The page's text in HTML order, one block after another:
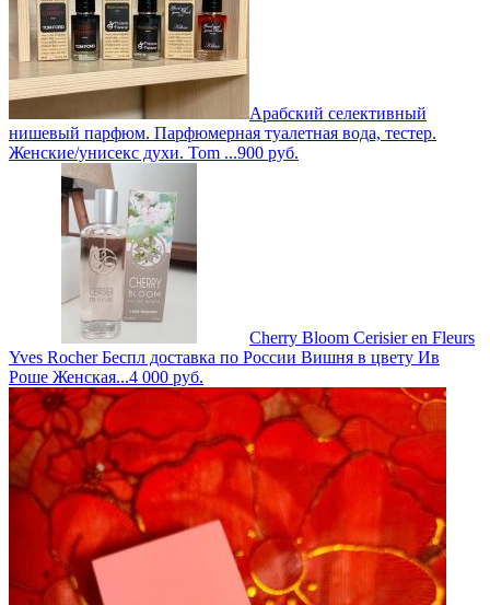
Арабский селективный
нишевый парфюм. Парфюмерная туалетная вода, тестер.
Женские/унисекс духи. Tom ...900 руб.
Cherry Bloom Cerisier en Fleurs
Yves Rocher Беспл доставка по России Вишня в цвету Ив
Роше Женская...4 000 руб.